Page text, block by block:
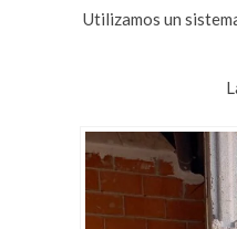
Utilizamos un